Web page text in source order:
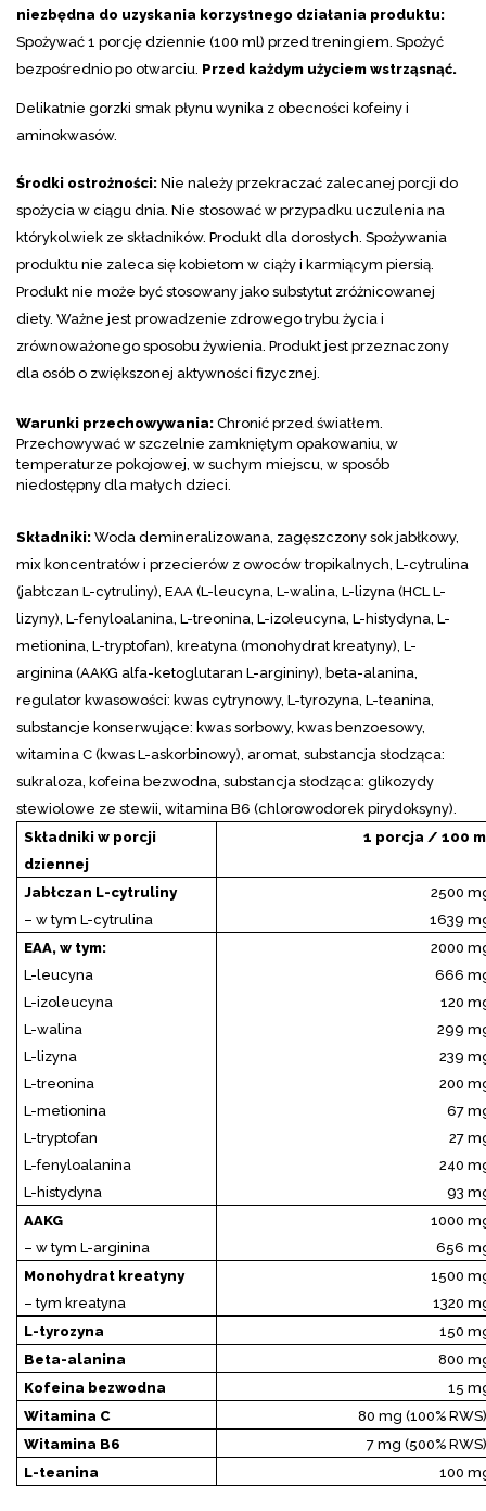
niezbędna do uzyskania korzystnego działania produktu:
Spożywać 1 porcję dziennie (100 ml) przed treningiem. Spożyć
bezpośrednio po otwarciu. Przed każdym użyciem wstrząsnąć.
Delikatnie gorzki smak płynu wynika z obecności kofeiny i
aminokwasów.
Środki ostrożności: Nie należy przekraczać zalecanej porcji do
spożycia w ciągu dnia. Nie stosować w przypadku uczulenia na
którykolwiek ze składników. Produkt dla dorosłych. Spożywania
produktu nie zaleca się kobietom w ciąży i karmiącym piersią.
Produkt nie może być stosowany jako substytut zróżnicowanej
diety. Ważne jest prowadzenie zdrowego trybu życia i
zrównoważonego sposobu żywienia. Produkt jest przeznaczony
dla osób o zwiększonej aktywności fizycznej.
Warunki przechowywania: Chronić przed światłem.
Przechowywać w szczelnie zamkniętym opakowaniu, w
temperaturze pokojowej, w suchym miejscu, w sposób
niedostępny dla małych dzieci.
Składniki: Woda demineralizowana, zagęszczony sok jabłkowy,
mix koncentratów i przecierów z owoców tropikalnych, L-cytrulina
(jabłczan L-cytruliny), EAA (L-leucyna, L-walina, L-lizyna (HCL L-
lizyny), L-fenyloalanina, L-treonina, L-izoleucyna, L-histydyna, L-
metionina, L-tryptofan), kreatyna (monohydrat kreatyny), L-
arginina (AAKG alfa-ketoglutaran L-argininy), beta-alanina,
regulator kwasowości: kwas cytrynowy, L-tyrozyna, L-teanina,
substancje konserwujące: kwas sorbowy, kwas benzoesowy,
witamina C (kwas L-askorbinowy), aromat, substancja słodząca:
sukraloza, kofeina bezwodna, substancja słodząca: glikozydy
stewiolowe ze stewii, witamina B6 (chlorowodorek pirydoksyny).
Składniki w porcji
dziennej
1 porcja / 100
Jabłczan L-cytruliny
– w tym L-cytrulina
2500
1639
EAA, w tym:
L-leucyna
L-izoleucyna
L-walina
L-lizyna
L-treonina
L-metionina
L-tryptofan
L-fenyloalanina
L-histydyna
2000
666
120
299
239
200
67
27
240
93
AAKG
– w tym L-arginina
1000
656
Monohydrat kreatyny
– tym kreatyna
1500
1320
L-tyrozyna
150
Beta-alanina
800
Kofeina bezwodna
15
Witamina C
80 mg (100%
Witamina B6
7 mg (500%
L-teanina
100